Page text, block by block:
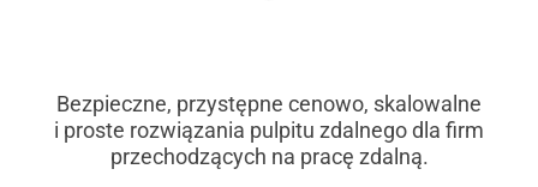
Bezpieczne, przystępne cenowo, skalowalne
i proste rozwiązania pulpitu zdalnego dla firm
przechodzących na pracę zdalną.